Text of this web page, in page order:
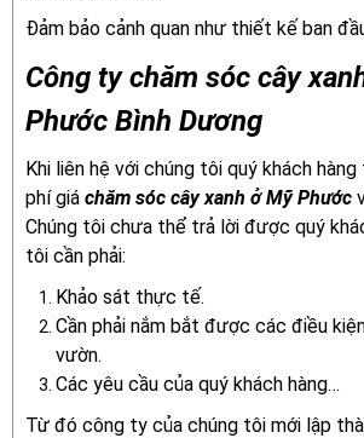
Đảm bảo cảnh quan như thiết kế ban
Công ty chăm sóc cây
Phước Bình Dương
Khi liên hệ với chúng tôi quý khách
phí giá chăm sóc cây xanh ở Mỹ Phước
Chúng tôi chưa thể trả lời được quý
tôi cần phải:
Khảo sát thực tế.
Cần phải nắm bắt được các điều
vườn.
Các yêu cầu của quý khách hàng…
Từ đó công ty của chúng tôi mới lập